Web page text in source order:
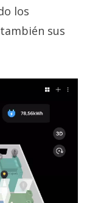
los
sus